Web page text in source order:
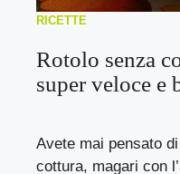
RICETTE
Rotolo senza
super veloce e
Avete mai pensato
cottura, magari con